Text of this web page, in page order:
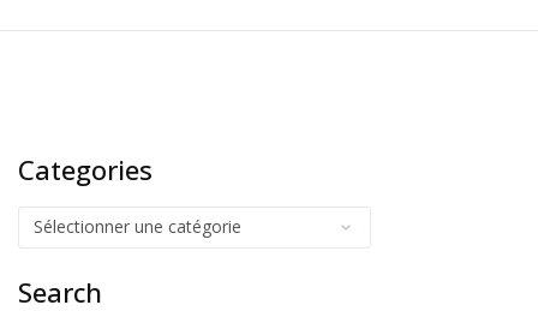
Categories
Search